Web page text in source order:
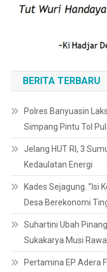
BERITA TERBARU
Polres Banyuasin
Simpang Pintu Tol
Jelang HUT RI, 3
Kedaulatan Energi
Kades Sejagung. ”Isi
Desa Berekonomi
Suhartini Ubah
Sukakarya Musi
Pertamina EP Adera